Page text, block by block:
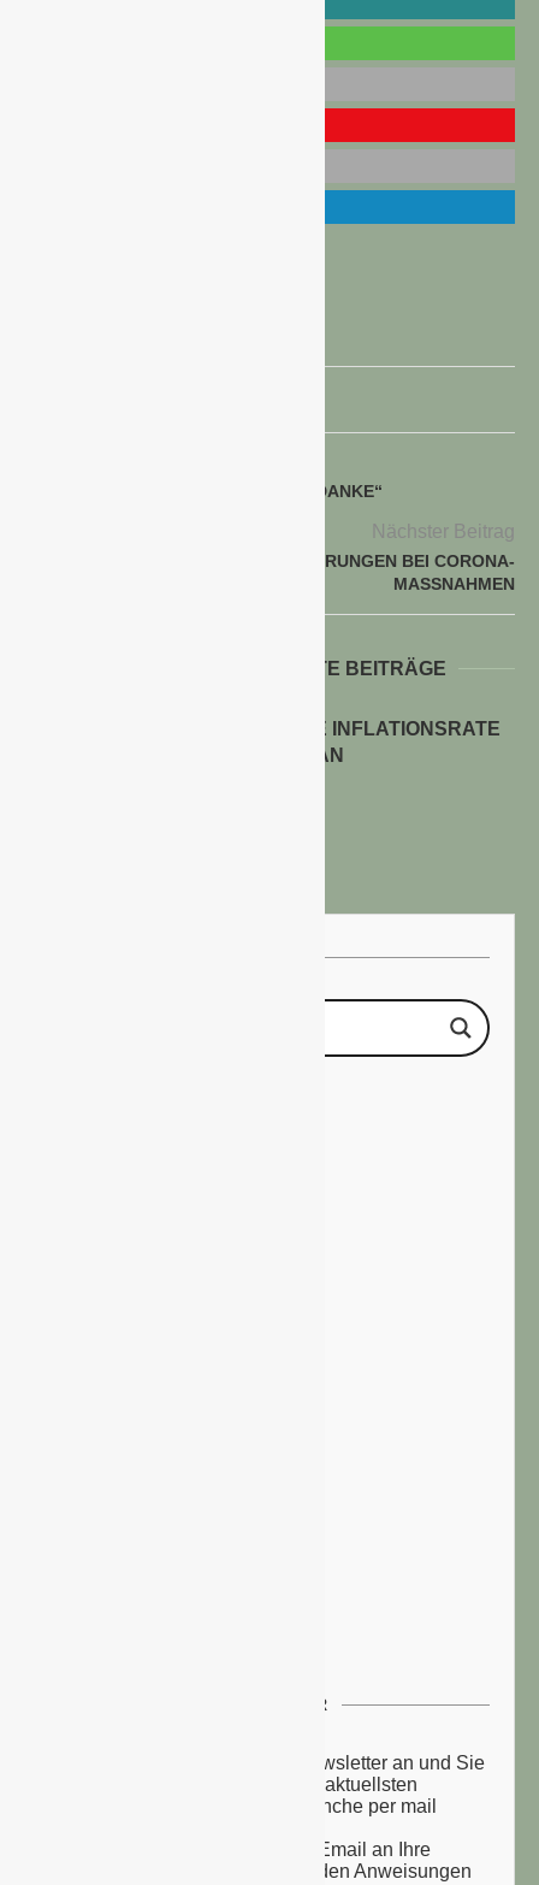
CORONA-KRISE: HAGEBAU SAGT „DANKE“
Nächster Beitrag
BGI FORDERT NACHBESSERUNGEN BEI CORONA-
MASSNAHMEN
WEITERE INTERESSANTE BEITRÄGE
ENERGIEPREISE TREIBEN DIE INFLATIONSRATE
IM JULI 2026 AN
NEWSLETTER
Melden Sie sich zu unserem Newsletter an und Sie
erhalten einmal wöchentlich die aktuellsten
Nachrichten aus der grünen Branche per mail
Sie erhalten eine Bestätigungs-Email an Ihre
Email-Adresse: bitte folgen Sie den Anweisungen